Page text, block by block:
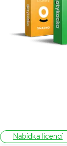
Nabídka licencí